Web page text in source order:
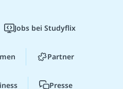
Jobs bei Studyflix
Partner
Presse